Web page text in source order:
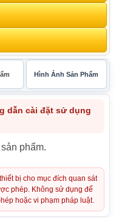
Hình Ảnh Sản Phẩm
dẫn cài đặt sử dụng
phẩm.
bị cho mục đích quan sát
phép. Không sử dụng để
hoặc vi phạm pháp luật.